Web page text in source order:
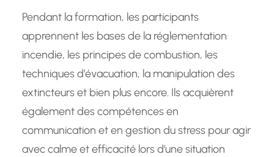
Pendant la formation, les participants
apprennent les bases de la réglementation
incendie, les principes de combustion, les
techniques d’évacuation, la manipulation des
extincteurs et bien plus encore. Ils acquièrent
également des compétences en
communication et en gestion du stress pour agir
avec calme et efficacité lors d’une situation